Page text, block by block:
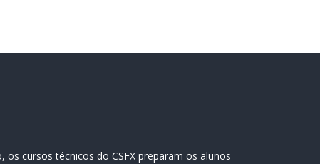
cursos técnicos do CSFX preparam os alunos